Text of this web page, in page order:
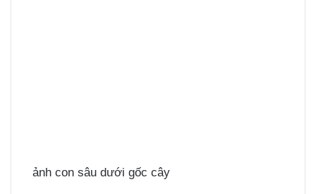
ảnh con sâu dưới gốc cây